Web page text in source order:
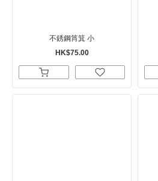
不銹鋼筲箕 小
HK$75.00